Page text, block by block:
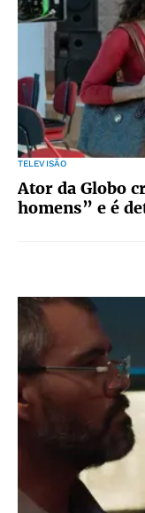
TELEVISÃO
Ator da Globo
homens” e é